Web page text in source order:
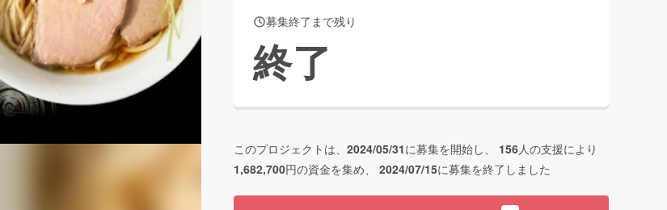
CAMPFIRE for Social Good
CAMPFIRE Creation
CAMPFIREふるさと納税machi-ya コミュニティ
募集終了まで残り
終了
このプロジェクトは、 2024/05/31に募集を開始し、 156人の支援により
1,682,700円の資金を集め、 2024/07/15に募集を終了しました